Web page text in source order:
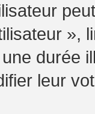
»,
durée
leur